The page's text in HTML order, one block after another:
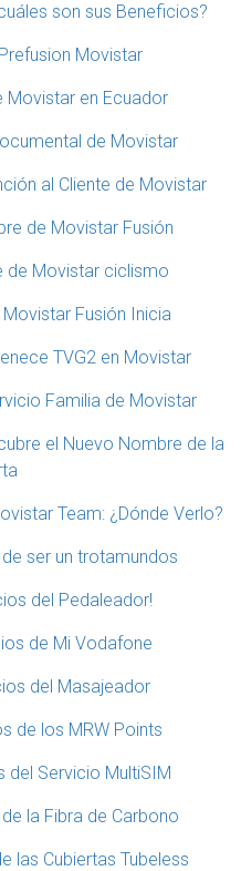
son sus Beneficios?
Movistar
Movistar en Ecuador
de Movistar
al Cliente de Movistar
de Movistar Fusión
de Movistar ciclismo
Fusión Inicia
TVG2 en Movistar
Familia de Movistar
el Nuevo Nombre de la
Team: ¿Dónde Verlo?
ser un trotamundos
del Pedaleador!
de Mi Vodafone
del Masajeador
de los MRW Points
del Servicio MultiSIM
la Fibra de Carbono
las Cubiertas Tubeless